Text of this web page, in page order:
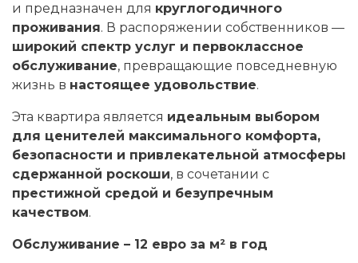
и предназначен для круглогодичного
проживания. В распоряжении собственников —
широкий спектр услуг и первоклассное
обслуживание, превращающие повседневную
жизнь в настоящее удовольствие.
Эта квартира является идеальным выбором
для ценителей максимального комфорта,
безопасности и привлекательной атмосферы
сдержанной роскоши, в сочетании с
престижной средой и безупречным
качеством.
Обслуживание – 12 евро за м² в год